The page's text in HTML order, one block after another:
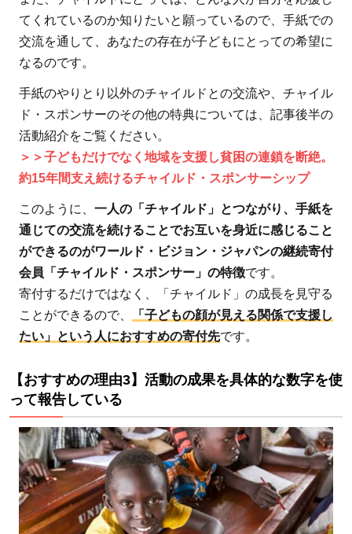
ョ
ン・
の寄
付の
使い
道
3.1
チャ
イル
ド・
スポ
ンサ
ーか
らの
は何
に使
われ
るの
か
3.2
ワー
ル
てくれているのか知りたいと願っているので、手紙での
交流を通して、あなたの存在が子どもにとっての希望に
なるのです。
手紙のやりとり以外のチャイルドとの交流や、チャイル
ド・スポンサーのその他の特典については、記事後半の
活動紹介をご覧ください。
＞＞子どもだけでなく地域を支援し貧困の連鎖を断絶。
約15年間支え続けるチャイルド・スポンサーシップ
このように、 一人の「チャイルド」とつながり、手紙を
通じての交流を続けることでお互いを身近に感じること
ができるのがワールド・ビジョン・ジャパンの継続寄付
会員「チャイルド・スポンサー」の特徴です。
寄付するだけではなく、「チャイルド」の成長を見守る
ことができるので、
「子どもの顔が見える関係で支援し
たい」という人におすすめの寄付先です。
【おすすめの理由3】活動の成果を具体的な数字を使
って報告している